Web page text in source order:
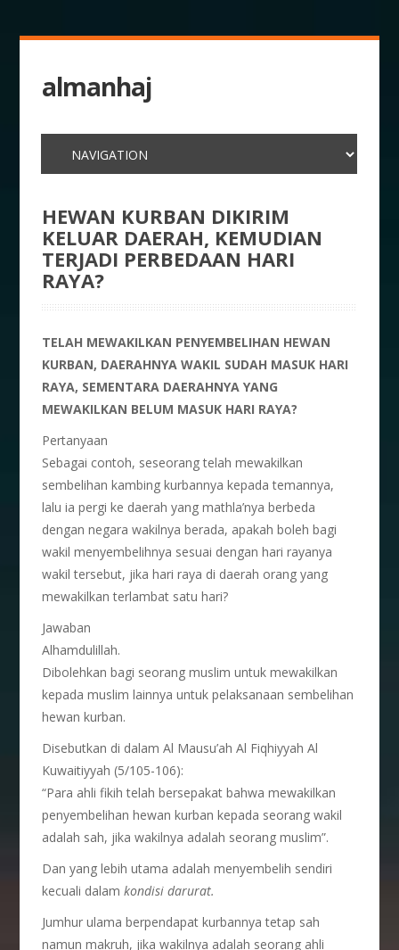
almanhaj
HEWAN KURBAN DIKIRIM
KELUAR DAERAH, KEMUDIAN
TERJADI PERBEDAAN HARI
RAYA?
TELAH MEWAKILKAN PENYEMBELIHAN HEWAN
KURBAN, DAERAHNYA WAKIL SUDAH MASUK HARI
RAYA, SEMENTARA DAERAHNYA YANG
MEWAKILKAN BELUM MASUK HARI RAYA?
Pertanyaan
Sebagai contoh, seseorang telah mewakilkan
sembelihan kambing kurbannya kepada temannya,
lalu ia pergi ke daerah yang mathla’nya berbeda
dengan negara wakilnya berada, apakah boleh bagi
wakil menyembelihnya sesuai dengan hari rayanya
wakil tersebut, jika hari raya di daerah orang yang
mewakilkan terlambat satu hari?
Jawaban
Alhamdulillah.
Dibolehkan bagi seorang muslim untuk mewakilkan
kepada muslim lainnya untuk pelaksanaan sembelihan
hewan kurban.
Disebutkan di dalam Al Mausu’ah Al Fiqhiyyah Al
Kuwaitiyyah (5/105-106):
“Para ahli fikih telah bersepakat bahwa mewakilkan
penyembelihan hewan kurban kepada seorang wakil
adalah sah, jika wakilnya adalah seorang muslim”.
Dan yang lebih utama adalah menyembelih sendiri
kecuali dalamkondisi darurat.
Jumhur ulama berpendapat kurbannya tetap sah
namun makruh, jika wakilnya adalah seorang ahli